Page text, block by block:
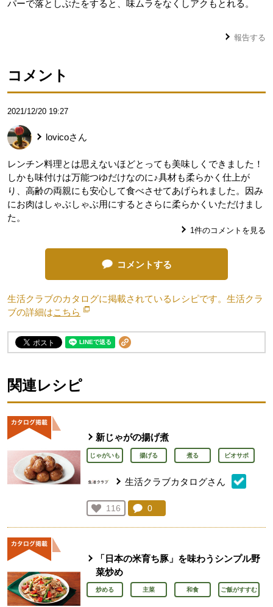
パーで落としぶたをすると、味ムラをなくしアクもとれる。
報告する
コメント
2021/12/20 19:27
lovicoさん
レンチン料理とは思えないほどとっても美味しくできました！
しかも味付けは万能つゆだけなのに♪具材も柔らかく仕上が
り、高齢の両親にも安心して食べさせてあげられました。因み
にお肉はしゃぶしゃぶ用にするとさらに柔らかくいただけまし
た。
1件のコメントを見る
コメントする
生活クラブのカタログに掲載されているレシピです。生活クラ
ブの詳細はこちら 別のウィンドウで開きます。
関連レシピ
新じゃがの揚げ煮
じゃがいも 揚げる 煮る ビオサポ
生活クラブカタログさん
お気に入り登録：
116
人が登録
コメント：
0
「日本の米育ち豚」を味わうシンプル野
菜炒め
炒める 主菜 和食 ご飯がすすむ